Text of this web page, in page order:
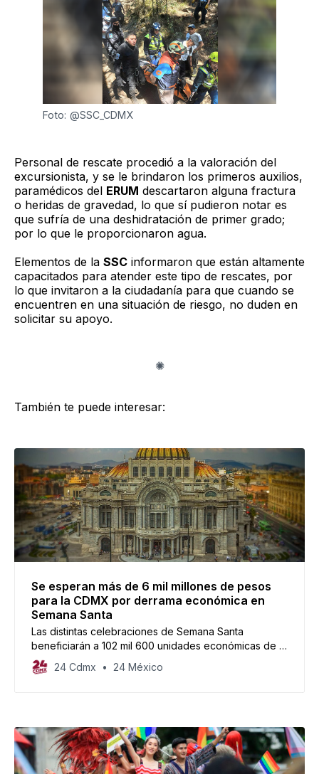
Foto: @SSC_CDMX
Personal de rescate procedió a la valoración del
excursionista, y se le brindaron los primeros auxilios,
paramédicos del ERUM descartaron alguna fractura
o heridas de gravedad, lo que sí pudieron notar es
que sufría de una deshidratación de primer grado;
por lo que le proporcionaron agua.
Elementos de la SSC informaron que están altamente
capacitados para atender este tipo de rescates, por
lo que invitaron a la ciudadanía para que cuando se
encuentren en una situación de riesgo, no duden en
solicitar su apoyo.
También te puede interesar:
Se esperan más de 6 mil millones de pesos
para la CDMX por derrama económica en
Semana Santa
Las distintas celebraciones de Semana Santa
beneficiarán a 102 mil 600 unidades económicas de la
CDMX, en las que laboran más de 695 mil personas.
24 Cdmx 24 México